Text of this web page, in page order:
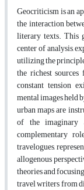
Geocriticism is an
the interaction
literary texts. This
center of analysis,
utilizing the
the richest
constant tension
mental images held
urban maps are
of the imaginary
complementary
travelogues,
allogenous
theories and
travel writers from